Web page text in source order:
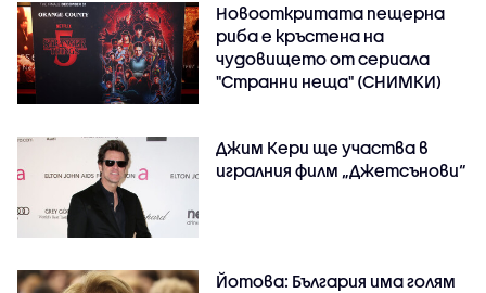
Новооткритата пещерна
риба е кръстена на
чудовището от сериала
"Странни неща" (СНИМКИ)
Джим Кери ще участва в
игралния филм „Джетсънови“
Йотова: България има голям